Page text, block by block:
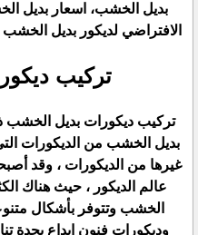
بديل الخشب، اسعار بديل
الافتراضي لديكور بديل
تركيب
تركيب ديكورات بديل الخشب
بديل الخشب من الديكورات
غيرها من الديكورات ، وقد
عالم الديكور ، حيث هناك
الخشب وتتوفر بأشكال
وديكورات فنون ابداع بجدة